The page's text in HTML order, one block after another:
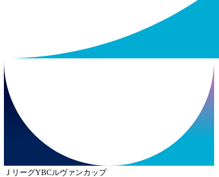
ＪリーグYBCルヴァンカップ